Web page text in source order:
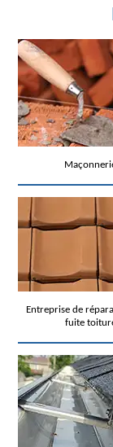
Entreprise de
fuite